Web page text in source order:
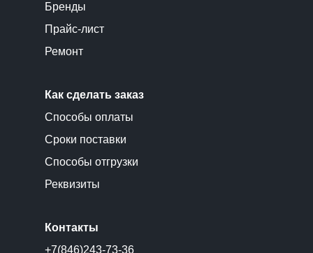
Бренды
Прайс-лист
Ремонт
Как сделать заказ
Способы оплаты
Сроки поставки
Способы отгрузки
Реквизиты
Контакты
+7(846)243-73-36